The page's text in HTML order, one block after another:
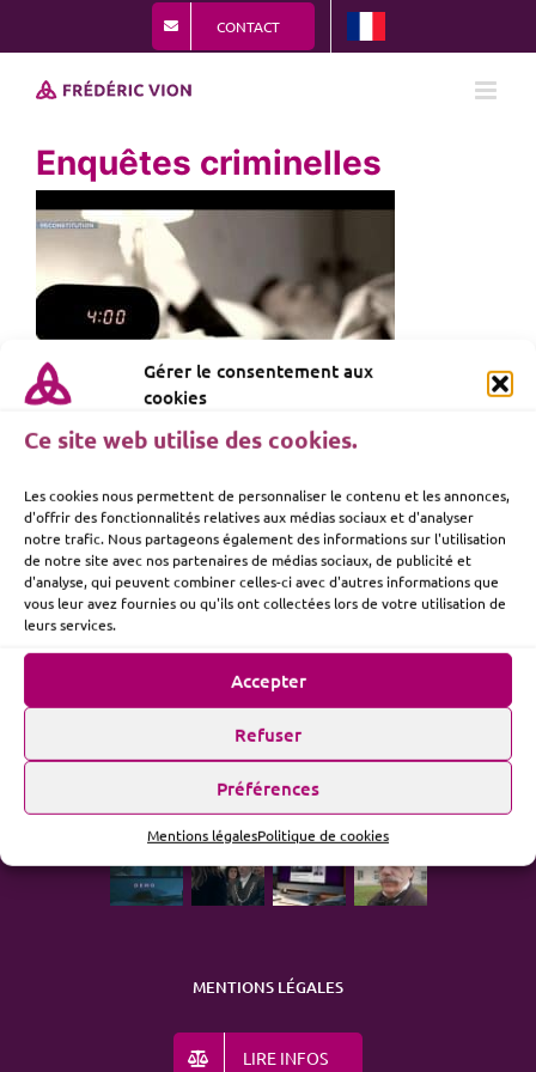
Gérer le consentement aux
cookies
Ce site web utilise des cookies.
Les cookies nous permettent de personnaliser le contenu et les annonces,
d'offrir des fonctionnalités relatives aux médias sociaux et d'analyser
notre trafic. Nous partageons également des informations sur l'utilisation
de notre site avec nos partenaires de médias sociaux, de publicité et
d'analyse, qui peuvent combiner celles-ci avec d'autres informations que
vous leur avez fournies ou qu'ils ont collectées lors de votre utilisation de
leurs services.
Accepter
Refuser
Préférences
Mentions légalesPolitique de cookies
au
contenu
CONTACT
Enquêtes criminelles
ME SUIVRE
ACTUALITÉ
MENTIONS LÉGALES
LIRE INFOS